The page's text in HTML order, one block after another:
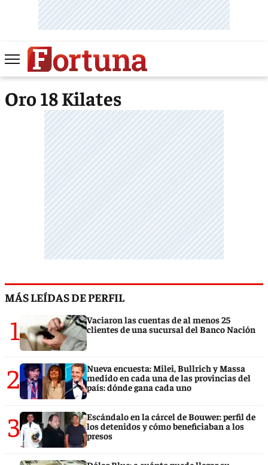
Oro 18 Kilates
MÁS LEÍDAS DE PERFIL
1
Vaciaron las cuentas de al menos 25
clientes de una sucursal del Banco Nación
2
Nueva encuesta: Milei, Bullrich y Massa
medido en cada una de las provincias del
país: dónde gana cada uno
3
Escándalo en la cárcel de Bouwer: perfil de
los detenidos y cómo beneficiaban a los
presos